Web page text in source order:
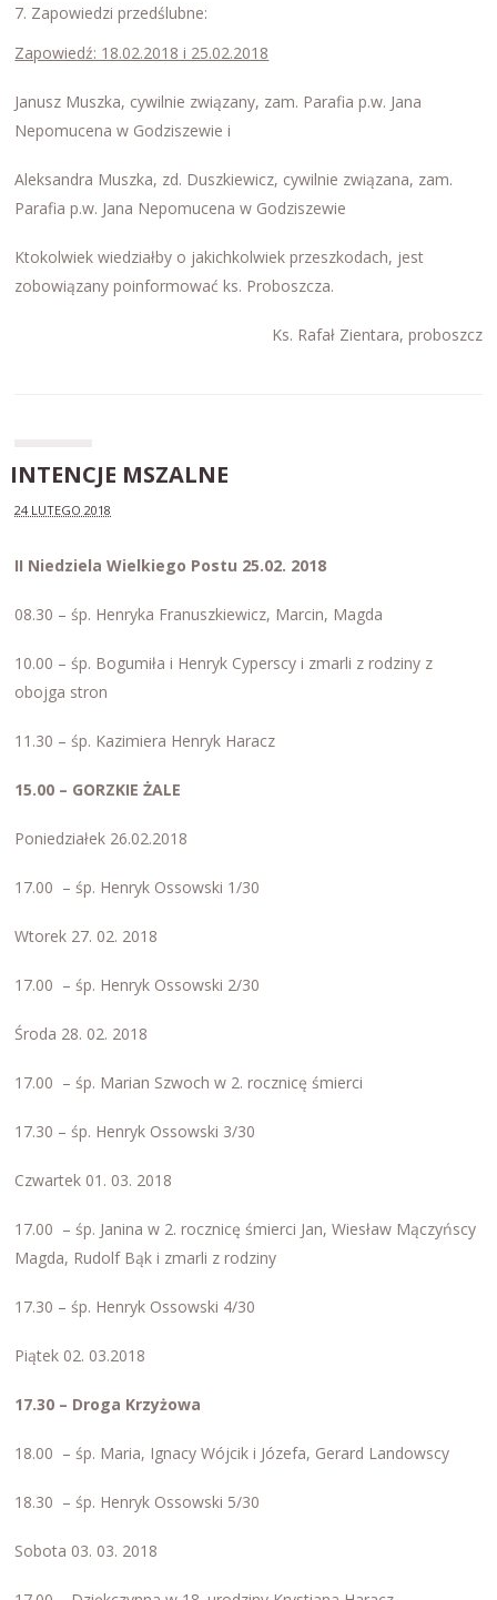
Zapowiedzi przedślubne:
Zapowiedź: 18.02.2018 i 25.02.2018
Janusz Muszka, cywilnie związany, zam. Parafia p.w. Jana
Nepomucena w Godziszewie i
Aleksandra Muszka, zd. Duszkiewicz, cywilnie związana, zam.
Parafia p.w. Jana Nepomucena w Godziszewie
Ktokolwiek wiedziałby o jakichkolwiek przeszkodach, jest
zobowiązany poinformować ks. Proboszcza.
Ks. Rafał Zientara, proboszcz
INTENCJE MSZALNE
24 LUTEGO 2018
II Niedziela Wielkiego Postu 25.02. 2018
08.30 – śp. Henryka Franuszkiewicz, Marcin, Magda
10.00 – śp. Bogumiła i Henryk Cyperscy i zmarli z rodziny z
obojga stron
11.30 – śp. Kazimiera Henryk Haracz
15.00 – GORZKIE ŻALE
Poniedziałek 26.02.2018
17.00 – śp. Henryk Ossowski 1/30
Wtorek 27. 02. 2018
17.00 – śp. Henryk Ossowski 2/30
Środa 28. 02. 2018
17.00 – śp. Marian Szwoch w 2. rocznicę śmierci
17.30 – śp. Henryk Ossowski 3/30
Czwartek 01. 03. 2018
17.00 – śp. Janina w 2. rocznicę śmierci Jan, Wiesław Mączyńscy
Magda, Rudolf Bąk i zmarli z rodziny
17.30 – śp. Henryk Ossowski 4/30
Piątek 02. 03.2018
17.30 – Droga Krzyżowa
18.00 – śp. Maria, Ignacy Wójcik i Józefa, Gerard Landowscy
18.30 – śp. Henryk Ossowski 5/30
Sobota 03. 03. 2018